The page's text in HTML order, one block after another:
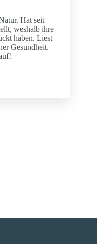
Hat seit
weshalb ihre
haben. Liest
Gesundheit.